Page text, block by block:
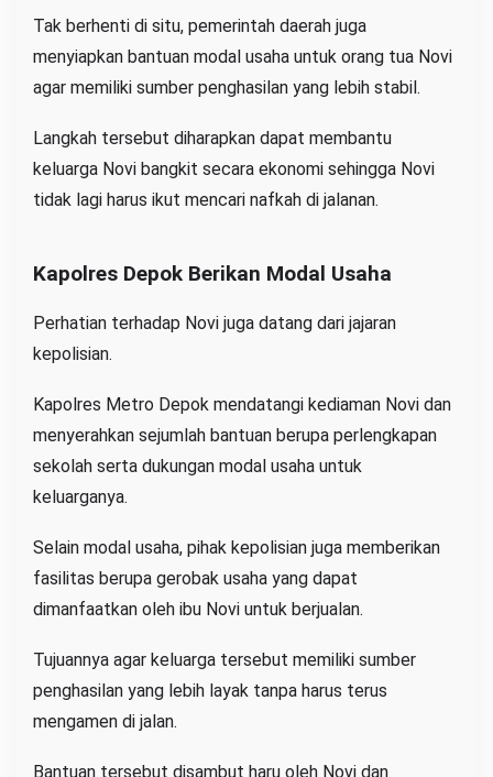
Tak berhenti di situ, pemerintah daerah juga
menyiapkan bantuan modal usaha untuk orang tua Novi
agar memiliki sumber penghasilan yang lebih stabil.
Langkah tersebut diharapkan dapat membantu
keluarga Novi bangkit secara ekonomi sehingga Novi
tidak lagi harus ikut mencari nafkah di jalanan.
Kapolres Depok Berikan Modal Usaha
Perhatian terhadap Novi juga datang dari jajaran
kepolisian.
Kapolres Metro Depok mendatangi kediaman Novi dan
menyerahkan sejumlah bantuan berupa perlengkapan
sekolah serta dukungan modal usaha untuk
keluarganya.
Selain modal usaha, pihak kepolisian juga memberikan
fasilitas berupa gerobak usaha yang dapat
dimanfaatkan oleh ibu Novi untuk berjualan.
Tujuannya agar keluarga tersebut memiliki sumber
penghasilan yang lebih layak tanpa harus terus
mengamen di jalan.
Bantuan tersebut disambut haru oleh Novi dan